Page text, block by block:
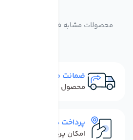
محصولات مشابه فیلتر دستگاه تصفیه
ضمانت مرجوعی
محصول نباید آسیب دیده
پرداخت در محل
امکان پرداخت کل فاکتور در